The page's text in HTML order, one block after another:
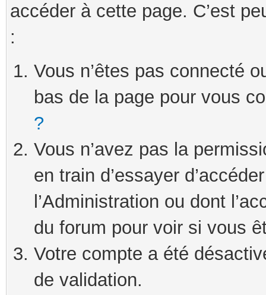
accéder à cette page. C’est
:
Vous n’êtes pas connecté
bas de la page pour vous
?
Vous n’avez pas la
en train d’essayer
l’Administration ou dont
du forum pour voir si vous
Votre compte a été
de validation.